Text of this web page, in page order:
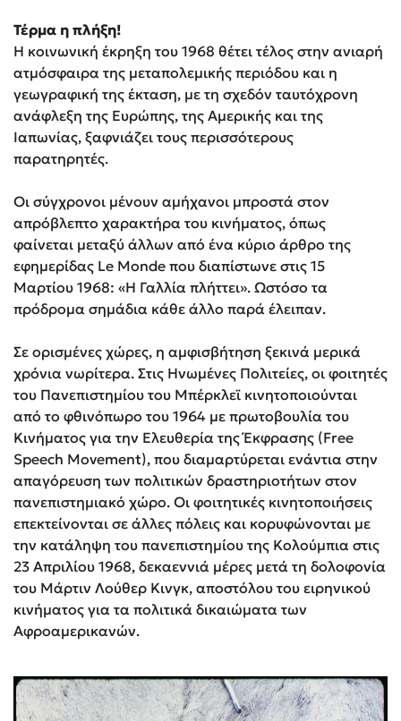
Τέρμα η πλήξη!
Η κοινωνική έκρηξη του 1968 θέτει τέλος στην ανιαρή
ατμόσφαιρα της μεταπολεμικής περιόδου και η
γεωγραφική της έκταση, με τη σχεδόν ταυτόχρονη
ανάφλεξη της Ευρώπης, της Αμερικής και της
Ιαπωνίας, ξαφνιάζει τους περισσότερους
παρατηρητές.
Οι σύγχρονοι μένουν αμήχανοι μπροστά στον
απρόβλεπτο χαρακτήρα του κινήματος, όπως
φαίνεται μεταξύ άλλων από ένα κύριο άρθρο της
εφημερίδας Le Monde που διαπίστωνε στις 15
Μαρτίου 1968: «Η Γαλλία πλήττει». Ωστόσο τα
πρόδρομα σημάδια κάθε άλλο παρά έλειπαν.
Σε ορισμένες χώρες, η αμφισβήτηση ξεκινά μερικά
χρόνια νωρίτερα. Στις Ηνωμένες Πολιτείες, οι φοιτητές
του Πανεπιστημίου του Μπέρκλεϊ κινητοποιούνται
από το φθινόπωρο του 1964 με πρωτοβουλία του
Κινήματος για την Ελευθερία της Έκφρασης (Free
Speech Movement), που διαμαρτύρεται ενάντια στην
απαγόρευση των πολιτικών δραστηριοτήτων στον
πανεπιστημιακό χώρο. Οι φοιτητικές κινητοποιήσεις
επεκτείνονται σε άλλες πόλεις και κορυφώνονται με
την κατάληψη του πανεπιστημίου της Κολούμπια στις
23 Απριλίου 1968, δεκαεννιά μέρες μετά τη δολοφονία
του Μάρτιν Λούθερ Κινγκ, αποστόλου του ειρηνικού
κινήματος για τα πολιτικά δικαιώματα των
Αφροαμερικανών.